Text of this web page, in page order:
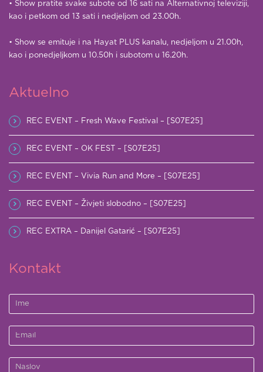
• Show pratite svake subote od 16 sati na Alternativnoj televiziji,
kao i petkom od 13 sati i nedjeljom od 23.00h.
• Show se emituje i na Hayat PLUS kanalu, nedjeljom u 21.00h,
kao i ponedjeljkom u 10.50h i subotom u 16.20h.
Aktuelno
REC EVENT – Fresh Wave Festival – [S07E25]
REC EVENT – OK FEST – [S07E25]
REC EVENT – Vivia Run and More – [S07E25]
REC EVENT – Živjeti slobodno – [S07E25]
REC EXTRA – Danijel Gatarić – [S07E25]
Kontakt